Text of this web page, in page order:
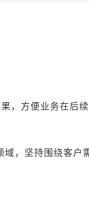
，方便业务在后
，坚持围绕客户